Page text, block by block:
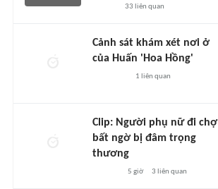
33 liên quan
Cảnh sát khám xét nơi ở
của Huấn 'Hoa Hồng'
1 liên quan
Clip: Người phụ nữ đi chợ
bất ngờ bị đâm trọng
thương
5 giờ 3 liên quan